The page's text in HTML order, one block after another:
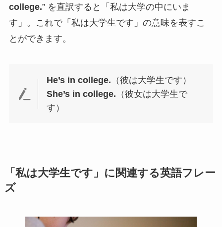
college.” を直訳すると「私は大学の中にいま
す」。これで「私は大学生です」の意味を表すこ
とができます。
He’s in college. （彼は大学生です）
She’s in college. （彼女は大学生で
す）
「私は大学生です」に関連する英語フレー
ズ